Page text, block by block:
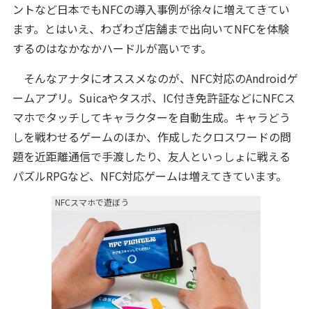
ントなど日本でもNFCの導入事例が徐々に増えてきてい
ます。とはいえ、わざわざ店舗まで出向いてNFCを体験
するのはなかなかハードルが高いです。
そんなアナタにオススメなのが、NFC対応のAndroidゲ
ームアプリ。Suicaやタスポ、IC付き免許証などにNFCス
マホでタッチしてキャラクターを自動生成。キャラどう
しを戦わせるゲームのほか、作成したクロスワードの問
題を近距離通信で手渡したり、友人といっしょに戦える
パズルRPGなど、NFC対応ゲームは増えてきています。
NFCスマホで遊ぼう